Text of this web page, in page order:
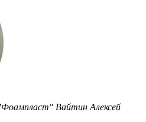
Вайтин Алексей